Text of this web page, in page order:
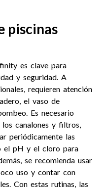
piscinas
es clave para
y seguridad. A
requieren atención
el vaso de
Es necesario
canalones y filtros,
periódicamente las
el pH y el cloro para
se recomienda usar
uso y contar con
Con estas rutinas, las